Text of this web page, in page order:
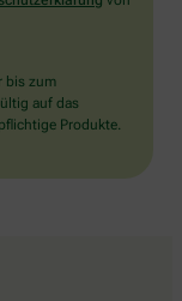
bis zum
auf das
Produkte.